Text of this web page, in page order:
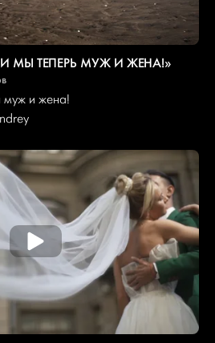
МЫ ТЕПЕРЬ МУЖ И ЖЕНА!»
муж и жена!